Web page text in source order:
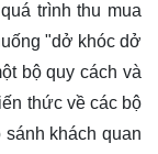
trình thu mua
"dở khóc dở
bộ quy cách và
thức về các bộ
khách quan